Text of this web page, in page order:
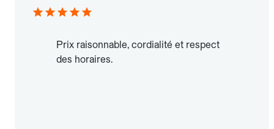
Prix raisonnable, cordialité et respect
des horaires.